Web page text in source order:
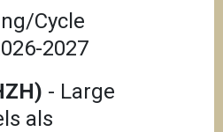
Cycle
2027
- Large
als